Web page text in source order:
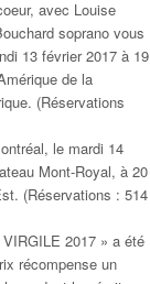
avec Louise
soprano vous
13 février 2017 à 19
de la
(Réservations
le mardi 14
Mont-Royal, à 20
(Réservations : 514
2017 » a été
récompense un